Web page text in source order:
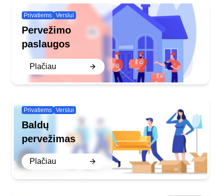
Privatiems Verslui
Pervežimo
paslaugos
Plačiau
Privatiems Verslui
Baldų
pervežimas
Plačiau